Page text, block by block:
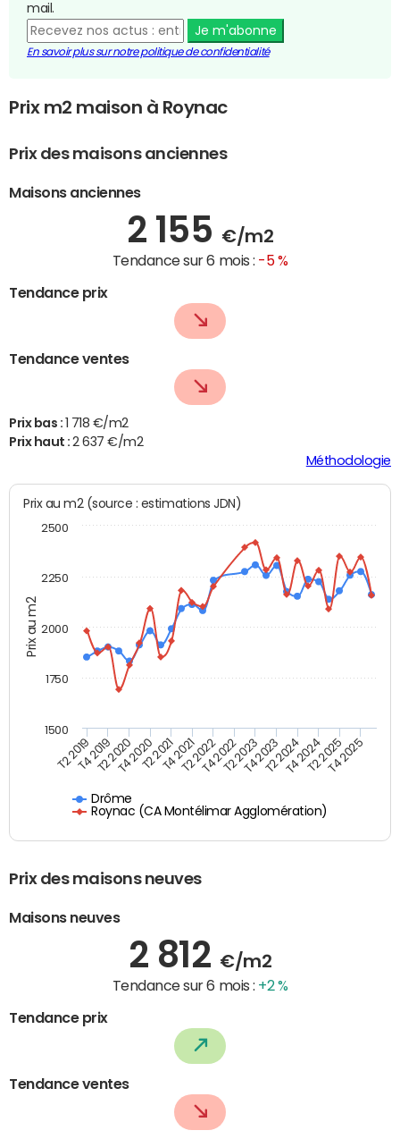
mail.
Je m'abonne
En savoir plus sur notre politique de confidentialité
Prix m2 maison à Roynac
Prix des maisons anciennes
Maisons anciennes
2 155 €/m2
Tendance sur 6 mois : -5 %
Tendance prix
Tendance ventes
Prix bas : 1 718 €/m2
Prix haut :2 637 €/m2
Méthodologie
Prix au m2
Prix au m2 (source : estimations JDN)
Drôme
Roynac (CA Montélimar Agglomération)
T2 2019T4 2019T2 2020T4 2020T2 2021T4 2021T2 2022T4 2022T2 2023T4 2023T2 2024T4 2024T2 2025T4 2025
2000
1500
1750
2250
2500
Prix des maisons neuves
Maisons neuves
2 812 €/m2
Tendance sur 6 mois : +2 %
Tendance prix
Tendance ventes